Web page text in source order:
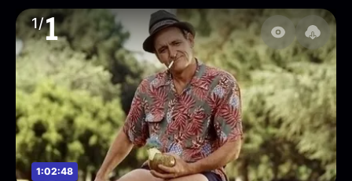
1/1
1:02:48